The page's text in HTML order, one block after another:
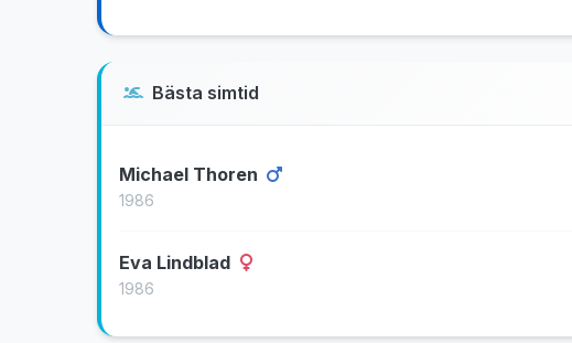
Bästa simtid
Michael Thoren
1986
Eva Lindblad
1986